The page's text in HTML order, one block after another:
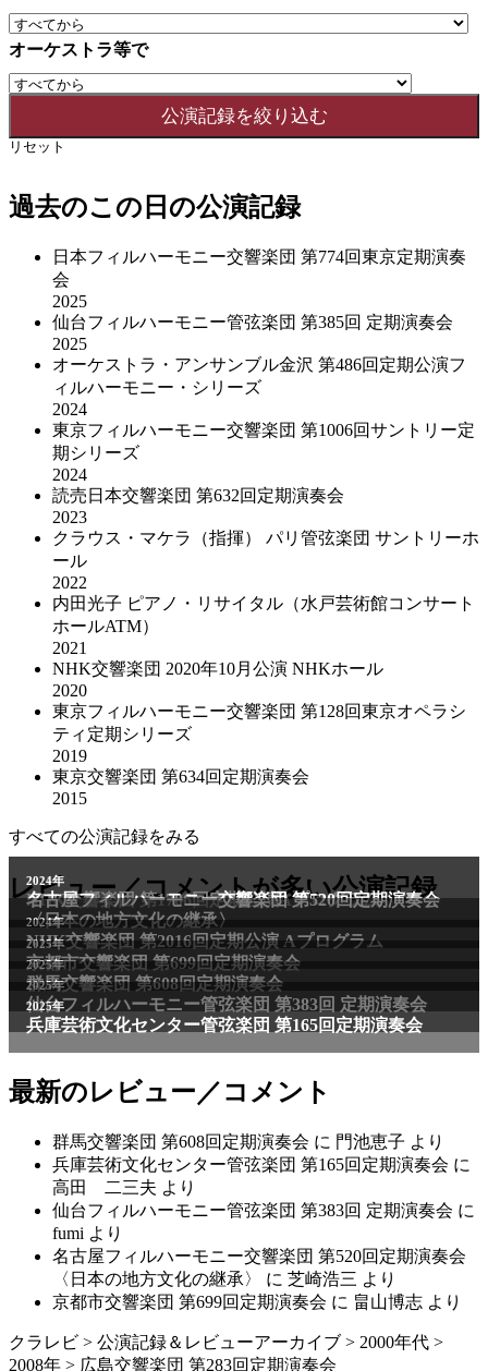
オーケストラ等で
リセット
過去のこの日の公演記録
日本フィルハーモニー交響楽団 第774回東京定期演奏
会
2025
仙台フィルハーモニー管弦楽団 第385回 定期演奏会
2025
オーケストラ・アンサンブル金沢 第486回定期公演フ
ィルハーモニー・シリーズ
2024
東京フィルハーモニー交響楽団 第1006回サントリー定
期シリーズ
2024
読売日本交響楽団 第632回定期演奏会
2023
クラウス・マケラ（指揮） パリ管弦楽団 サントリーホ
ール
2022
内田光子 ピアノ・リサイタル（水戸芸術館コンサート
ホールATM）
2021
NHK交響楽団 2020年10⽉公演 NHKホール
2020
東京フィルハーモニー交響楽団 第128回東京オペラシ
ティ定期シリーズ
2019
東京交響楽団 第634回定期演奏会
2015
すべての公演記録をみる
レビュー／コメントが多い公演記録
2011年
NHK交響楽団 第1706回定期公演Aプログラム
2024年
名古屋フィルハーモニー交響楽団 第520回定期演奏会
〈日本の地方文化の継承〉
2024年
NHK交響楽団 第2016回定期公演 Aプログラム
2025年
京都市交響楽団 第699回定期演奏会
2025年
群馬交響楽団 第608回定期演奏会
2025年
仙台フィルハーモニー管弦楽団 第383回 定期演奏会
2025年
兵庫芸術文化センター管弦楽団 第165回定期演奏会
最新のレビュー／コメント
群馬交響楽団 第608回定期演奏会 に 門池恵子 より
兵庫芸術文化センター管弦楽団 第165回定期演奏会 に
高田 二三夫 より
仙台フィルハーモニー管弦楽団 第383回 定期演奏会 に
fumi より
名古屋フィルハーモニー交響楽団 第520回定期演奏会
〈日本の地方文化の継承〉
に 芝崎浩三 より
京都市交響楽団 第699回定期演奏会 に 畠山博志 より
クラレビ > 公演記録＆レビューアーカイブ > 2000年代 >
2008年 > 広島交響楽団 第283回定期演奏会